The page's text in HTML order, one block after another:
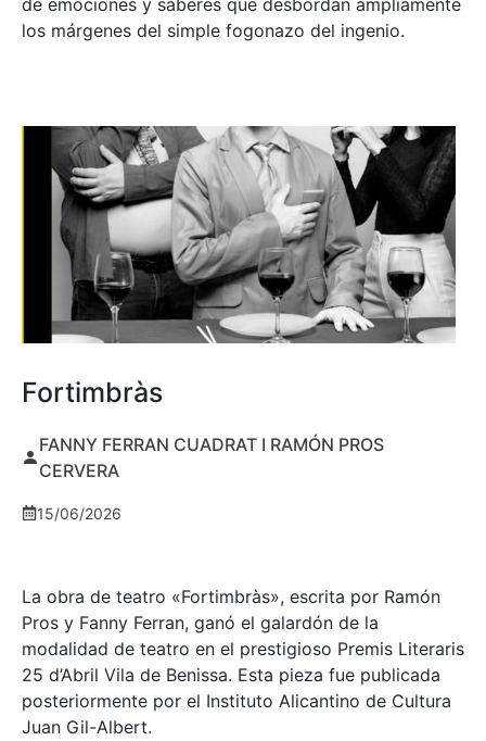
de emociones y saberes que desbordan ampliamente
los márgenes del simple fogonazo del ingenio.
Fortimbràs
FANNY FERRAN CUADRAT I RAMÓN PROS
CERVERA
15/06/2026
La obra de teatro «Fortimbràs», escrita por Ramón
Pros y Fanny Ferran, ganó el galardón de la
modalidad de teatro en el prestigioso Premis Literaris
25 d’Abril Vila de Benissa. Esta pieza fue publicada
posteriormente por el Instituto Alicantino de Cultura
Juan Gil-Albert.